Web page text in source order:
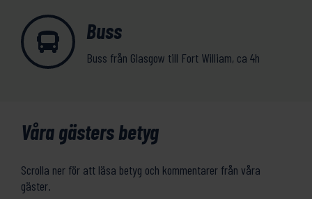
Buss
Buss från Glasgow till Fort William, ca 4h
Våra gästers betyg
Scrolla ner för att läsa betyg och kommentarer från våra
gäster.